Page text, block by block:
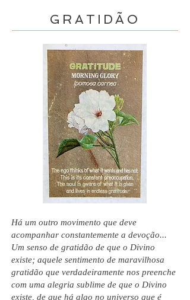
GRATIDÃO
Há um outro movimento que deve
acompanhar constantemente a devoção...
Um senso de gratidão de que o Divino
existe; aquele sentimento de maravilhosa
gratidão que verdadeiramente nos preenche
com uma alegria sublime de que o Divino
existe, de que há algo no universo que é